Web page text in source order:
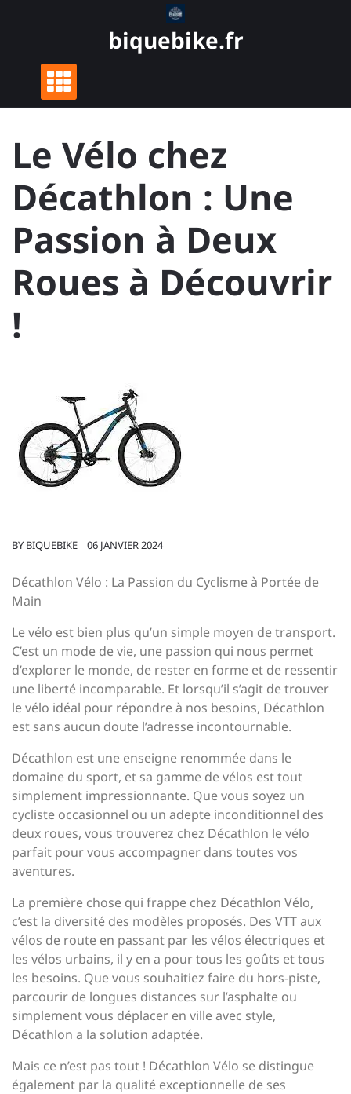
biquebike.fr
Le Vélo chez
Décathlon : Une
Passion à Deux
Roues à Découvrir
!
BY BIQUEBIKE 06 JANVIER 2024
Décathlon Vélo : La Passion du Cyclisme à Portée de
Main
Le vélo est bien plus qu’un simple moyen de transport.
C’est un mode de vie, une passion qui nous permet
d’explorer le monde, de rester en forme et de ressentir
une liberté incomparable. Et lorsqu’il s’agit de trouver
le vélo idéal pour répondre à nos besoins, Décathlon
est sans aucun doute l’adresse incontournable.
Décathlon est une enseigne renommée dans le
domaine du sport, et sa gamme de vélos est tout
simplement impressionnante. Que vous soyez un
cycliste occasionnel ou un adepte inconditionnel des
deux roues, vous trouverez chez Décathlon le vélo
parfait pour vous accompagner dans toutes vos
aventures.
La première chose qui frappe chez Décathlon Vélo,
c’est la diversité des modèles proposés. Des VTT aux
vélos de route en passant par les vélos électriques et
les vélos urbains, il y en a pour tous les goûts et tous
les besoins. Que vous souhaitiez faire du hors-piste,
parcourir de longues distances sur l’asphalte ou
simplement vous déplacer en ville avec style,
Décathlon a la solution adaptée.
Mais ce n’est pas tout ! Décathlon Vélo se distingue
également par la qualité exceptionnelle de ses